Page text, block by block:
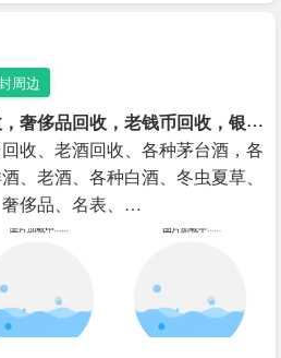
周边
开
封礼品回收，老酒回收，奢侈品回收，老钱币回收，银元回收
收、老酒回收、各种茅台酒，各
、老酒、各种白酒、冬虫夏草、
侈品、名表、…